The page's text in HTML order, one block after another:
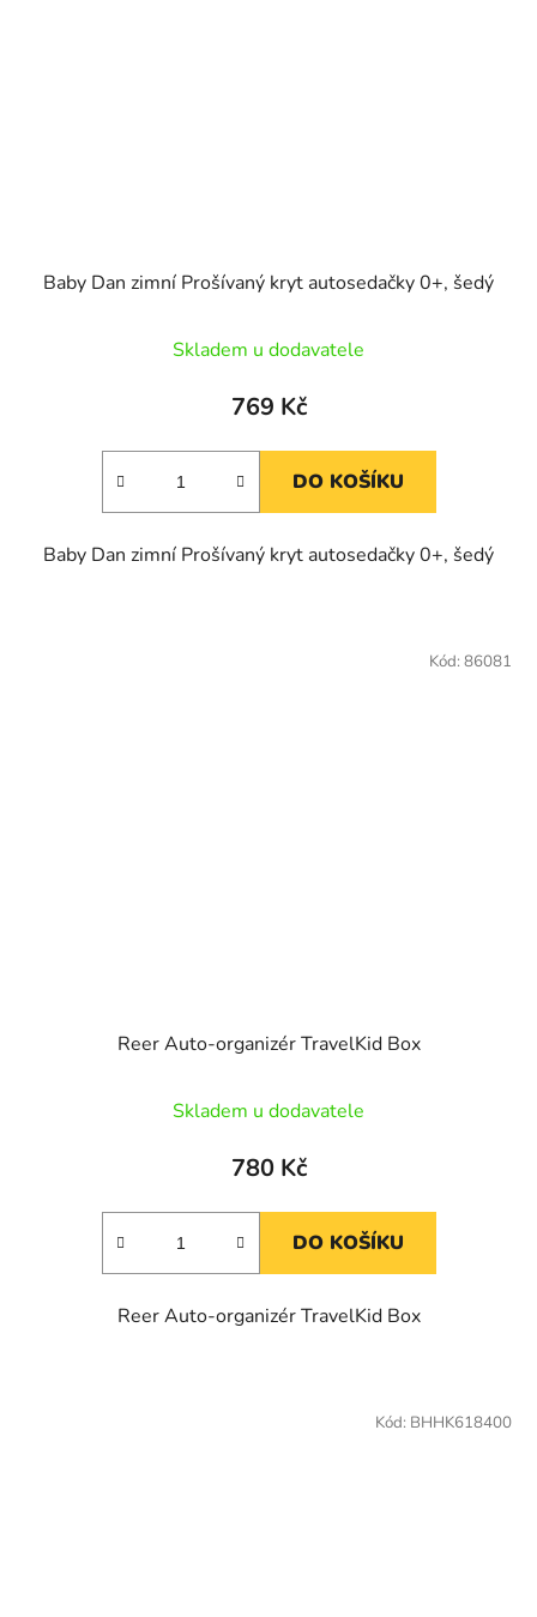
Baby Dan zimní Prošívaný kryt autosedačky 0+, šedý
Skladem u dodavatele
769 Kč
DO KOŠÍKU
Baby Dan zimní Prošívaný kryt autosedačky 0+, šedý
Reer Auto-organizér TravelKid Box
Skladem u dodavatele
780 Kč
DO KOŠÍKU
Reer Auto-organizér TravelKid Box
Kód: 86081
Kód: BHHK618400